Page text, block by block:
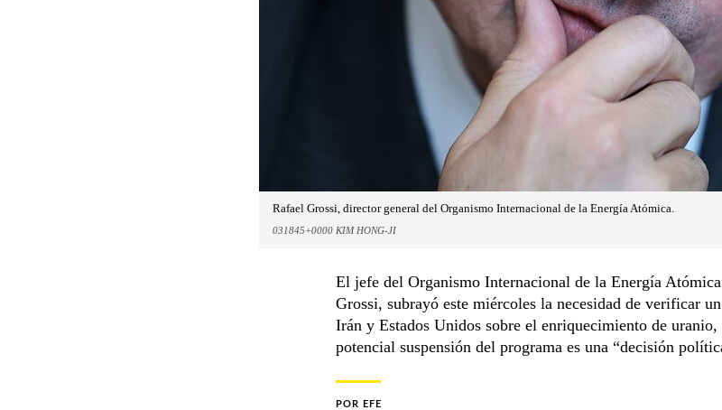
Rafael Grossi, director general del Organismo Internacional de la Energía Atómica.
031845+0000 KIM HONG-JI
El jefe del Organismo Internacional de la Energía
Grossi, subrayó este miércoles la necesidad de verificar
Irán y Estados Unidos sobre el enriquecimiento de uranio,
potencial suspensión del programa es una “decisión
POR EFE